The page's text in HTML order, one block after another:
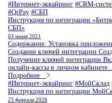
#Интернет-эквайринг #CRM-
#QrPay #СБП
Инструкция по интеграции
СБП»
03 июня 2021
Содержание: Установка
Создание ключей интеграции
Получение ключей интеграции
онлайн-кассы в личном
Подробнее
#Интернет-эквайринг #МойСклад
Инструкция по интеграции
25 февраля 2026